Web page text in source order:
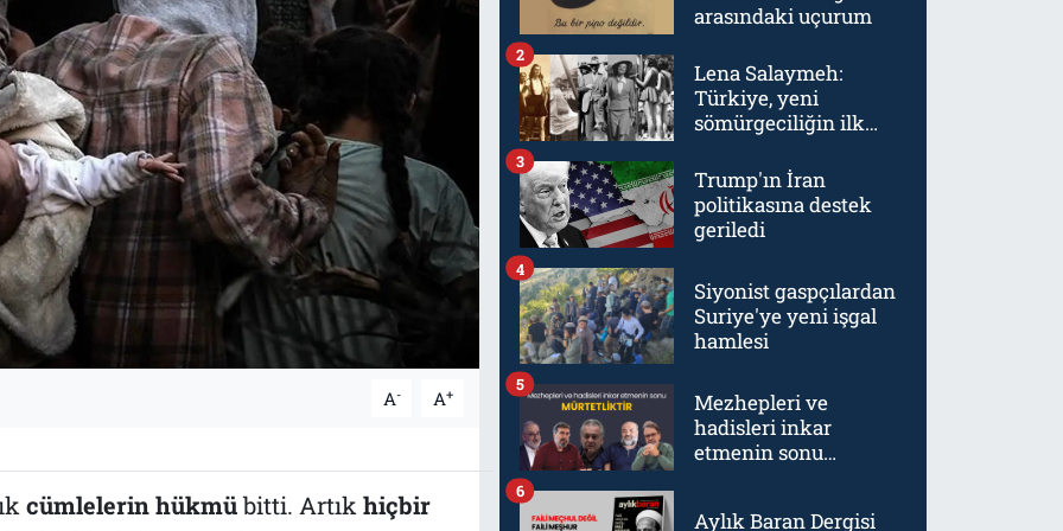
A- A+
cümlelerin hükmübitti. Artık hiçbir
arasındaki uçurum
Lena Salaymeh:
Türkiye, yeni
sömürgeciliğin ilk
2
Trump'ın İran
politikasına destek
geriledi
3
Siyonist gaspçılardan
Suriye'ye yeni işgal
hamlesi
4
Mezhepleri ve
hadisleri inkar
etmenin sonu
5
Aylık Baran Dergisi
6